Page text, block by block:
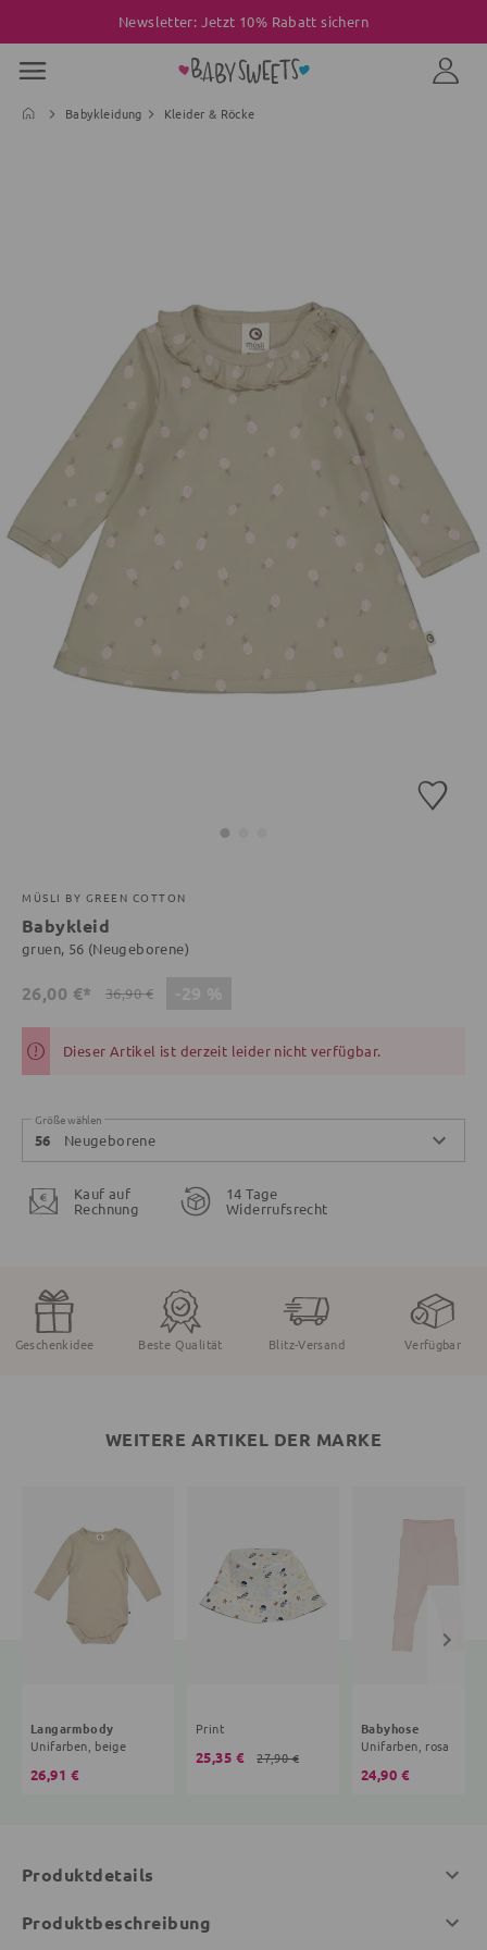
Newsletter: Jetzt 10% Rabatt sichern
Babykleidung Kleider & Röcke
MÜSLI BY GREEN COTTON
Babykleid
gruen, 56 (Neugeborene)
26,00 €* 36,90 €
Dieser Artikel ist derzeit leider nicht verfügbar.
Größe wählen
56 Neugeborene
Kauf auf
Rechnung
14 Tage
Widerrufsrecht
Geschenkidee Beste Qualität Blitz-Versand Verfügbar
WEITERE ARTIKEL DER MARKE
Langarmbody
Unifarben, beige
26,91 €
Print
25,35 € 27,90 €
Babyhose
Unifarben, rosa
24,90 €
Produktdetails
Produktbeschreibung